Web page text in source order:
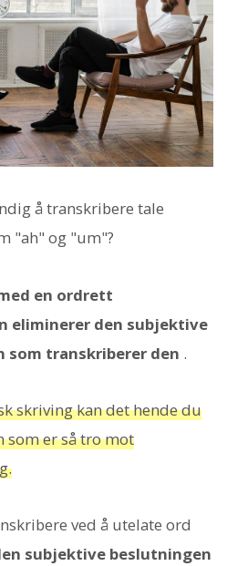
å transkribere tale
"ah" og "um"?
en ordrett
eliminerer den subjektive
som transkriberer den .
skriving kan det hende du
som er så tro mot
ved å utelate ord
subjektive beslutningen